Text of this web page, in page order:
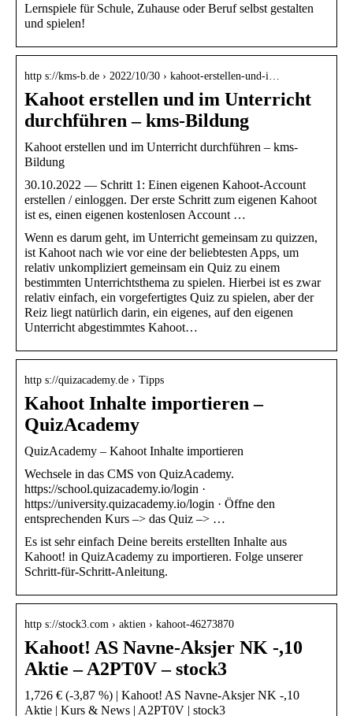
Lernspiele für Schule, Zuhause oder Beruf selbst gestalten
und spielen!
http s://kms-b.de › 2022/10/30 › kahoot-erstellen-und-i…
Kahoot erstellen und im Unterricht
durchführen – kms-Bildung
Kahoot erstellen und im Unterricht durchführen – kms-
Bildung
30.10.2022 — Schritt 1: Einen eigenen Kahoot-Account
erstellen / einloggen. Der erste Schritt zum eigenen Kahoot
ist es, einen eigenen kostenlosen Account …
Wenn es darum geht, im Unterricht gemeinsam zu quizzen,
ist Kahoot nach wie vor eine der beliebtesten Apps, um
relativ unkompliziert gemeinsam ein Quiz zu einem
bestimmten Unterrichtsthema zu spielen. Hierbei ist es zwar
relativ einfach, ein vorgefertigtes Quiz zu spielen, aber der
Reiz liegt natürlich darin, ein eigenes, auf den eigenen
Unterricht abgestimmtes Kahoot…
http s://quizacademy.de › Tipps
Kahoot Inhalte importieren –
QuizAcademy
QuizAcademy – Kahoot Inhalte importieren
Wechsele in das CMS von QuizAcademy.
https://school.quizacademy.io/login ·
https://university.quizacademy.io/login · Öffne den
entsprechenden Kurs –> das Quiz –> …
Es ist sehr einfach Deine bereits erstellten Inhalte aus
Kahoot! in QuizAcademy zu importieren. Folge unserer
Schritt-für-Schritt-Anleitung.
http s://stock3.com › aktien › kahoot-46273870
Kahoot! AS Navne-Aksjer NK -,10
Aktie – A2PT0V – stock3
1,726 € (-3,87 %) | Kahoot! AS Navne-Aksjer NK -,10
Aktie | Kurs & News | A2PT0V | stock3